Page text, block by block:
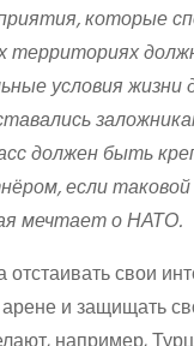
которые
территориях
условия жизни
должен быть
если
мечтает о НАТО.
свои
и защищать